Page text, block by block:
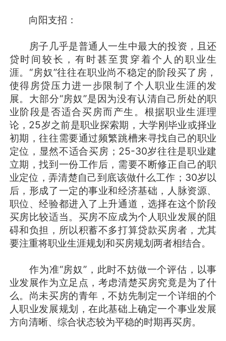
向阳支招：
房子几乎是普通人一生中最大的投资，且还
贷时间较长，有时甚至贯穿着个人的职业生
涯。“房奴”往往在职业尚不稳定的阶段买了房，
使得房贷压力进一步限制了个人职业生涯的发
展。大部分“房奴”是因为没有认清自己所处的职
业阶段是否适合买房而产生。根据职业生涯理
论，25岁之前是职业探索期，大学刚毕业或择业
初期，往往需要通过频繁跳槽来寻找自己的职业
定位，显然不适合买房；25-30岁往往是职业建
立期，找到一份工作后，需要不断修正自己的职
业定位，弄清楚自己到底该做什么工作；30岁以
后，形成了一定的事业和经济基础，人脉资源、
职位、经验都进入了上升通道，选择在这个阶段
买房比较适当。买房不应成为个人职业发展的阻
碍和负担，所以积蓄不多打算贷款买房者，尤其
要注重将职业生涯规划和买房规划两者相结合。
作为准“房奴”，此时不妨做一个评估，以事
业发展作为立足点，考虑清楚买房究竟是为了什
么。尚未买房的青年，不妨先制定一个详细的个
人职业发展规划，在此基础上确定一个事业发展
方向清晰、综合状态较为平稳的时期再买房。